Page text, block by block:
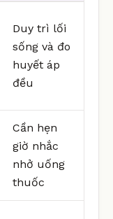
Duy trì lối
sống và đo
huyết áp
đều
Cần hẹn
giờ nhắc
nhở uống
thuốc